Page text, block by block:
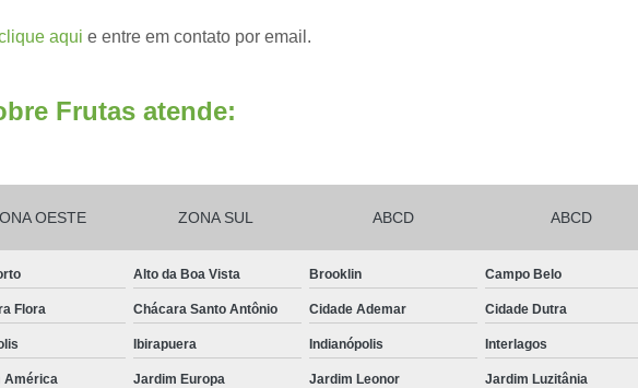
Frutas Cortadas para Entregar
Frutas Processadas para Empresas
Empresa de Kit Lanche
Kit
Kit Lanche Empresarial
Kit
Kit Lanche para Eventos
Kit
Kit Lanche Pronto
Kit Lanche Saudável
aqui e entre em contato por email.
Frutas atende:
OESTE ZONA SUL ABCD ABCD
Alto da Boa Vista Brooklin Campo Belo
Flora Chácara Santo Antônio Cidade Ademar Cidade Dutra
Ibirapuera Indianópolis Interlagos
América Jardim Europa Jardim Leonor Jardim Luzitânia